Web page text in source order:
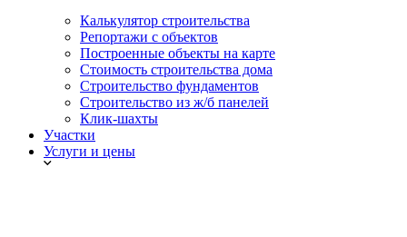
Калькулятор строительства
Репортажи с объектов
Построенные объекты на карте
Стоимость строительства дома
Строительство фундаментов
Строительство из ж/б панелей
Клик-шахты
Участки
Услуги и цены